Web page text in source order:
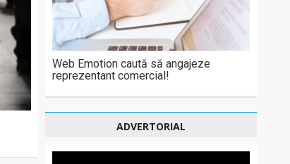
Web Emotion caută să angajeze
reprezentant comercial!
ADVERTORIAL